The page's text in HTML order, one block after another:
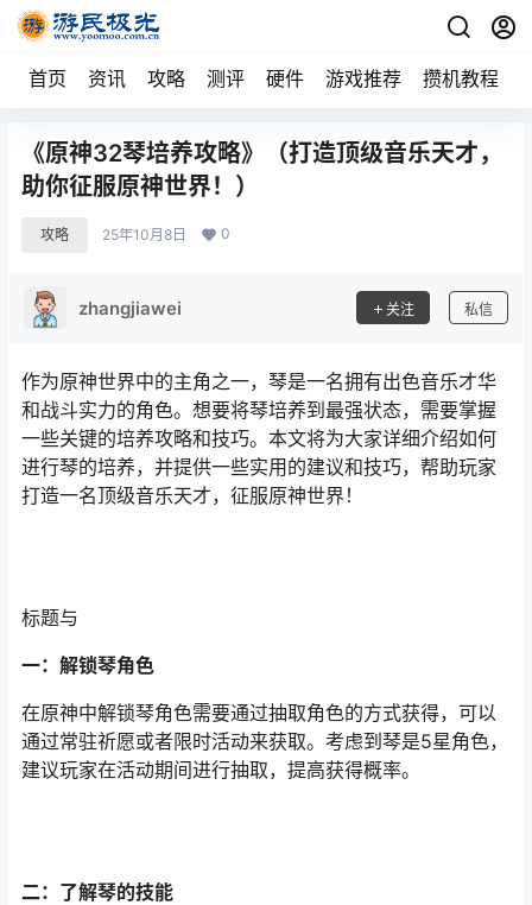
首页 资讯 攻略 测评 硬件 游戏推荐 攒机教程
《原神32琴培养攻略》（打造顶级音乐天才，
助你征服原神世界！）
攻略 25年10月8日 0
zhangjiawei 关注 私信
作为原神世界中的主角之一，琴是一名拥有出色音乐才华
和战斗实力的角色。想要将琴培养到最强状态，需要掌握
一些关键的培养攻略和技巧。本文将为大家详细介绍如何
进行琴的培养，并提供一些实用的建议和技巧，帮助玩家
打造一名顶级音乐天才，征服原神世界！
标题与
一：解锁琴角色
在原神中解锁琴角色需要通过抽取角色的方式获得，可以
通过常驻祈愿或者限时活动来获取。考虑到琴是5星角色，
建议玩家在活动期间进行抽取，提高获得概率。
二：了解琴的技能